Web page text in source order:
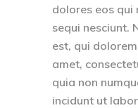
dolores eos
sequi nesciunt.
est, qui
amet,
quia non
incidunt ut